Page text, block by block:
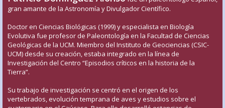
gran amante de la Astronomía y Divulgador Científico.
Doctor en Ciencias Biológicas (1999) y especialista en Biología
Evolutiva fue profesor de Paleontología en la Facultad de Ciencias
Geológicas de la UCM. Miembro del Instituto de Geociencias (CSIC-
UCM) desde su creación, estaba integrado en la línea de
Investigación del Centro “Episodios críticos en la historia de la
Tierra”.
Su trabajo de investigación se centró en el origen de los
vertebrados, evolución temprana de aves y estudios sobre el